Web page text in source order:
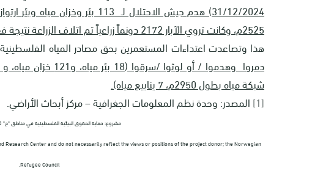
31/12/2024) هدم جيش الاحتلال لـ 113 بئر وخزان مياه وبئر ارتوازي بحجم 3063م
2525م، وكانت تروي الآبار 2172 دونماً زراعياً تم اتلاف الزراعة نتيجة فقدانها مصدر الري.
هذا وتصاعدت اعتداءات المستعمرين بحق مصادر المياه
شبكة مياه بطول 2950م، 7 ينابيع مياه).
[1]المصدر: وحدة نظم المعلومات الجغرافية – مركز أبحاث الأراضي.
مشروع: حماية الحقوق البيئية الفلسطينية في مناطق "ج" SPERAC IV - FCDO
Research Center and do not necessarily reflect the views or positions of the project donor; the Norwegian
Refugee Council.